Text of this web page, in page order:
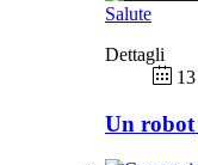
Salute
Dettagli
Un